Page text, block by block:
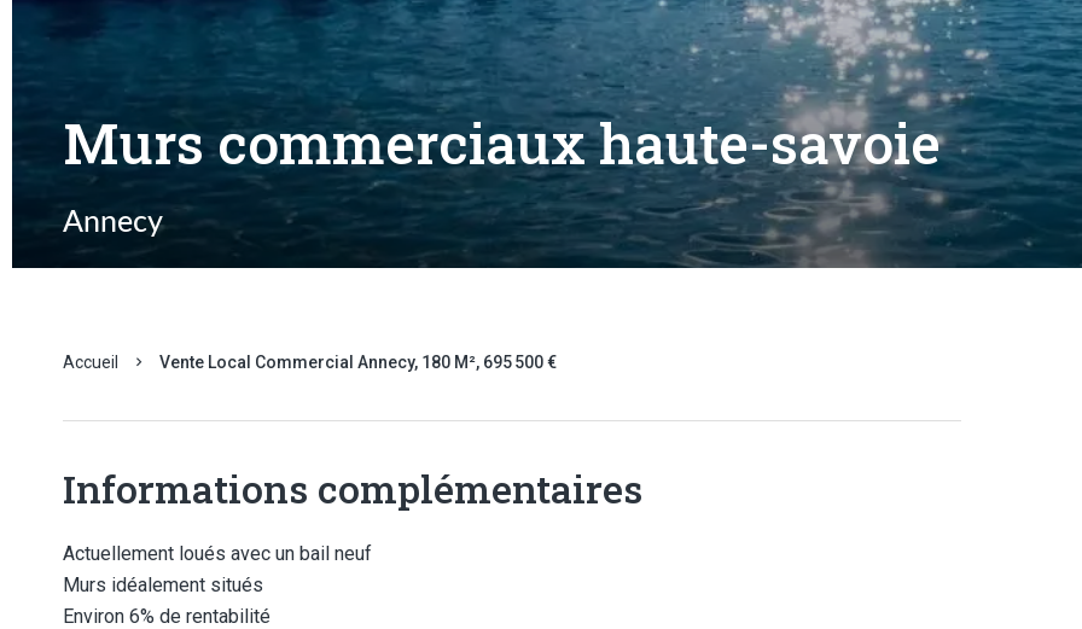
Murs commerciaux haute-savoie
Annecy
Accueil Vente Local Commercial Annecy, 180 M², 695 500 €
Informations complémentaires
Actuellement loués avec un bail neuf
Murs idéalement situés
Environ 6% de rentabilité